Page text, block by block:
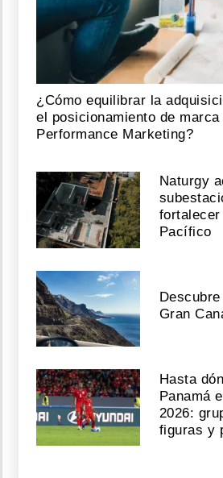
¿Cómo equilibrar la
el posicionamiento de marca
Performance Marketing?
Naturgy
fortalecer
Pacífico
Gran
Hasta
Panamá
2026:
figuras y